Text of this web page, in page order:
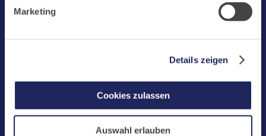
Marketing
Details zeigen
Cookies zulassen
Auswahl erlauben
Tel.: +49 (0) 2652 59-0
www.maria-laach.de
Gastflügel St. Gilbert